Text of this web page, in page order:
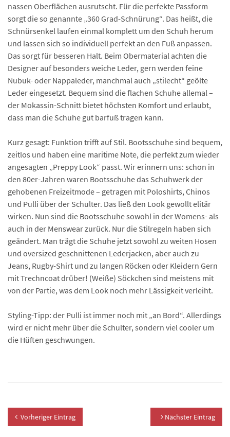
nassen Oberflächen ausrutscht. Für die perfekte Passform
sorgt die so genannte „360 Grad-Schnürung“. Das heißt, die
Schnürsenkel laufen einmal komplett um den Schuh herum
und lassen sich so individuell perfekt an den Fuß anpassen.
Das sorgt für besseren Halt. Beim Obermaterial achten die
Designer auf besonders weiche Leder, gern werden feine
Nubuk- oder Nappaleder, manchmal auch „stilecht“ geölte
Leder eingesetzt. Bequem sind die flachen Schuhe allemal –
der Mokassin-Schnitt bietet höchsten Komfort und erlaubt,
dass man die Schuhe gut barfuß tragen kann.
Kurz gesagt: Funktion trifft auf Stil. Bootsschuhe sind bequem,
zeitlos und haben eine maritime Note, die perfekt zum wieder
angesagten „Preppy Look“ passt. Wir erinnern uns: schon in
den 80er-Jahren waren Bootsschuhe das Schuhwerk der
gehobenen Freizeitmode – getragen mit Poloshirts, Chinos
und Pulli über der Schulter. Das ließ den Look gewollt elitär
wirken. Nun sind die Bootsschuhe sowohl in der Womens- als
auch in der Menswear zurück. Nur die Stilregeln haben sich
geändert. Man trägt die Schuhe jetzt sowohl zu weiten Hosen
und oversized geschnittenen Lederjacken, aber auch zu
Jeans, Rugby-Shirt und zu langen Röcken oder Kleidern Gern
mit Trechncoat drüber! (Weiße) Söckchen sind meistens mit
von der Partie, was dem Look noch mehr Lässigkeit verleiht.
Styling-Tipp: der Pulli ist immer noch mit „an Bord“. Allerdings
wird er nicht mehr über die Schulter, sondern viel cooler um
die Hüften geschwungen.
Vorheriger Eintrag Nächster Eintrag